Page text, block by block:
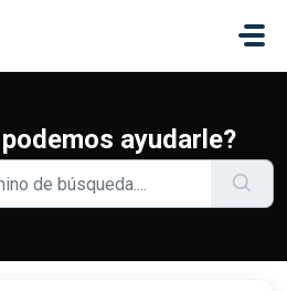
ayudarle?